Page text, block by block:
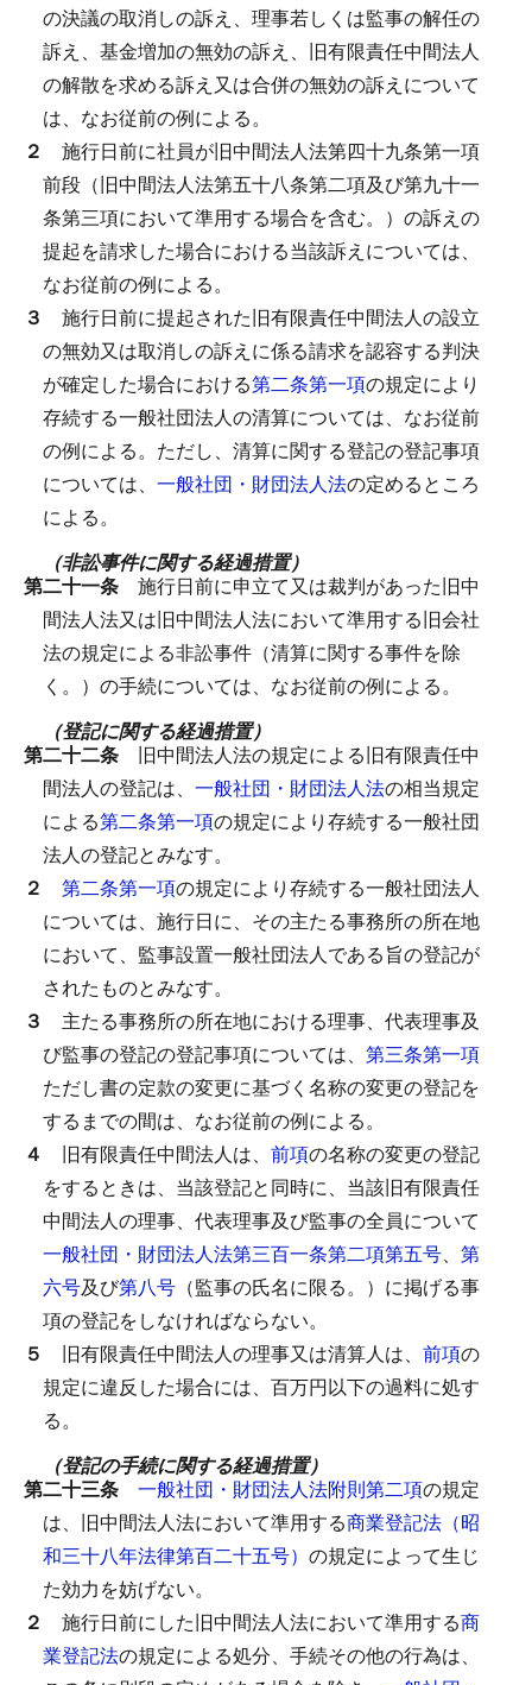
の決議の取消しの訴え、理事若しくは監事の解任の
訴え、基金増加の無効の訴え、旧有限責任中間法人
の解散を求める訴え又は合併の無効の訴えについて
は、なお従前の例による。
２ 施行日前に社員が旧中間法人法第四十九条第一項
前段（旧中間法人法第五十八条第二項及び第九十一
条第三項において準用する場合を含む。）の訴えの
提起を請求した場合における当該訴えについては、
なお従前の例による。
３ 施行日前に提起された旧有限責任中間法人の設立
の無効又は取消しの訴えに係る請求を認容する判決
が確定した場合における第二条第一項の規定により
存続する一般社団法人の清算については、なお従前
の例による。 ただし、清算に関する登記の登記事項
については、 一般社団・財団法人法の定めるところ
による。
（非訟事件に関する経過措置）
第二十一条 施行日前に申立て又は裁判があった旧中
間法人法又は旧中間法人法において準用する旧会社
法の規定による非訟事件（清算に関する事件を除
く。）の手続については、なお従前の例による。
（登記に関する経過措置）
第二十二条 旧中間法人法の規定による旧有限責任中
間法人の登記は、 一般社団・財団法人法の相当規定
による第二条第一項の規定により存続する一般社団
法人の登記とみなす。
２ 第二条第一項の規定により存続する一般社団法人
については、施行日に、その主たる事務所の所在地
において、監事設置一般社団法人である旨の登記が
されたものとみなす。
３ 主たる事務所の所在地における理事、代表理事及
び監事の登記の登記事項については、 第三条第一項
ただし書の定款の変更に基づく名称の変更の登記を
するまでの間は、なお従前の例による。
４ 旧有限責任中間法人は、 前項の名称の変更の登記
をするときは、当該登記と同時に、当該旧有限責任
中間法人の理事、代表理事及び監事の全員について
一般社団・財団法人法第三百一条第二項第五号、 第
六号及び第八号 （監事の氏名に限る。）に掲げる事
項の登記をしなければならない。
５ 旧有限責任中間法人の理事又は清算人は、 前項の
規定に違反した場合には、百万円以下の過料に処す
る。
（登記の手続に関する経過措置）
第二十三条 一般社団・財団法人法附則第二項の規定
は、旧中間法人法において準用する商業登記法（昭
和三十八年法律第百二十五号） の規定によって生じ
た効力を妨げない。
２ 施行日前にした旧中間法人法において準用する商
業登記法の規定による処分、手続その他の行為は、